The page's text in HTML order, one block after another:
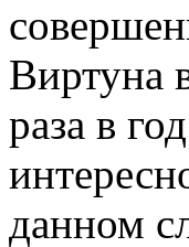
Виртуна
раза в
данном